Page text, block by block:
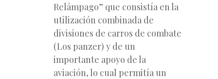
Relámpago” que consistía en la
utilización combinada de
divisiones de carros de combate
(Los panzer) y de un
importante apoyo de la
aviación, lo cual permitía un